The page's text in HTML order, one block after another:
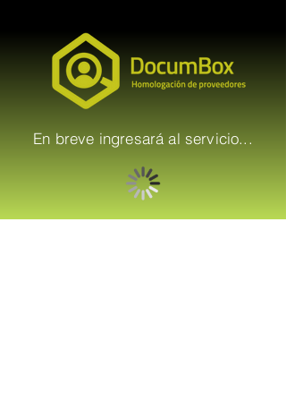
En breve ingresará al servicio...